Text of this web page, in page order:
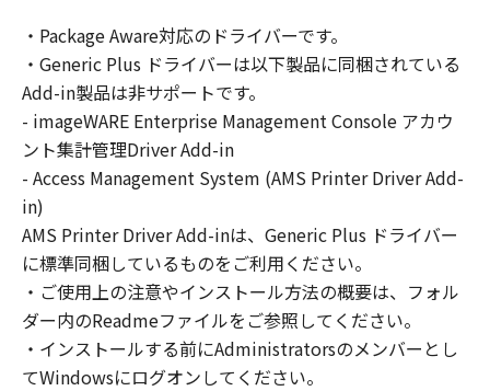
only on computers directly or via network
connected to the Products (the "Designated
Computer").
You may allow other users of other
computers connected to your Designated
Computer to use the SOFTWARE, provided
that you must assure that all such users shall
abide by the terms of this Agreement and
shall be subject to restrictions and
obligations borne by you hereunder.
You may make one copy of the SOFTWARE
solely for a back-up purpose.
・Package Aware対応のドライバーです。
・Generic Plus ドライバーは以下製品に同梱されている
Add-in製品は非サポートです。
- imageWARE Enterprise Management Console アカウ
ント集計管理Driver Add-in
- Access Management System (AMS Printer Driver Add-
in)
AMS Printer Driver Add-inは、Generic Plus ドライバー
に標準同梱しているものをご利用ください。
・ご使用上の注意やインストール方法の概要は、フォル
ダー内のReadmeファイルをご参照してください。
・インストールする前にAdministratorsのメンバーとし
てWindowsにログオンしてください。